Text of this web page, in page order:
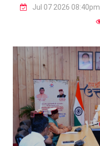
Jul 07 2026 08:40pm